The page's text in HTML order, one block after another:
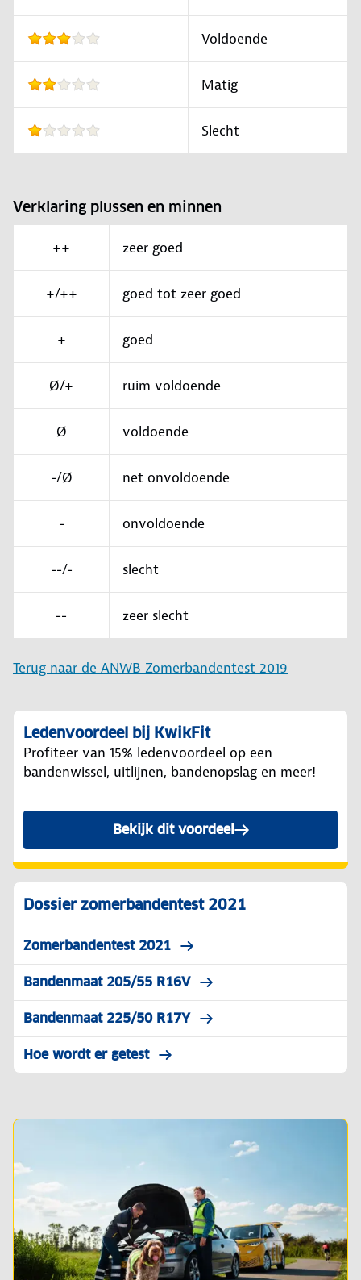
Voldoende
Matig
Slecht
Verklaring plussen en minnen
++ zeer goed
+/++ goed tot zeer goed
+ goed
Ø/+ ruim voldoende
Ø voldoende
-/Ø net onvoldoende
- onvoldoende
--/- slecht
-- zeer slecht
Terug naar de ANWB Zomerbandentest 2019
Ledenvoordeel bij KwikFit
Profiteer van 15% ledenvoordeel op een
bandenwissel, uitlijnen, bandenopslag en meer!
Bekijk dit voordeel
Dossier zomerbandentest 2021
Zomerbandentest 2021
Bandenmaat 205/55 R16V
Bandenmaat 225/50 R17Y
Hoe wordt er getest